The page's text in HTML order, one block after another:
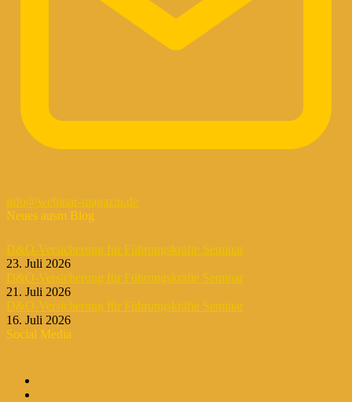
info@webinar-magazin.de
Neues ausm Blog
D&O-Versicherung für Führungskräfte Seminar
23. Juli 2026
D&O-Versicherung für Führungskräfte Seminar
21. Juli 2026
D&O-Versicherung für Führungskräfte Seminar
16. Juli 2026
Social Media